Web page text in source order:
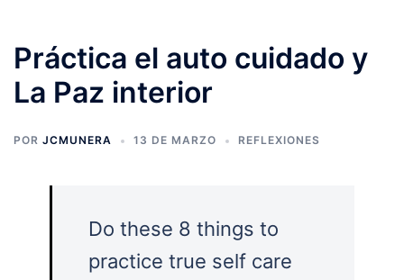
Práctica el auto cuidado y
La Paz interior
POR JCMUNERA 13 DE MARZO REFLEXIONES
Do these 8 things to
practice true self care